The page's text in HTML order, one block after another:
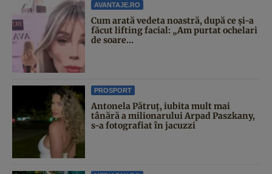
AVANTAJE.RO
Cum arată vedeta noastră, după ce și-a
făcut lifting facial: „Am purtat ochelari
de soare...
PROSPORT
Antonela Pătruț, iubita mult mai
tânără a milionarului Arpad Paszkany,
s-a fotografiat în jacuzzi